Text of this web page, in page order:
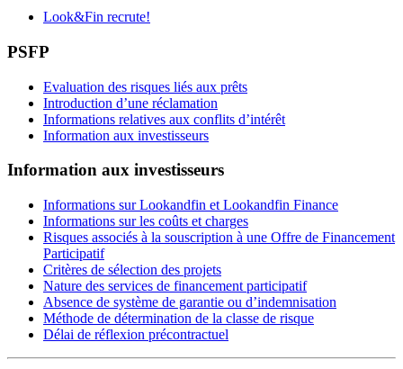
Look&Fin recrute!
PSFP
Evaluation des risques liés aux prêts
Introduction d’une réclamation
Informations relatives aux conflits d’intérêt
Information aux investisseurs
Information aux investisseurs
Informations sur Lookandfin et Lookandfin Finance
Informations sur les coûts et charges
Risques associés à la souscription à une Offre de Financement
Participatif
Critères de sélection des projets
Nature des services de financement participatif
Absence de système de garantie ou d’indemnisation
Méthode de détermination de la classe de risque
Délai de réflexion précontractuel